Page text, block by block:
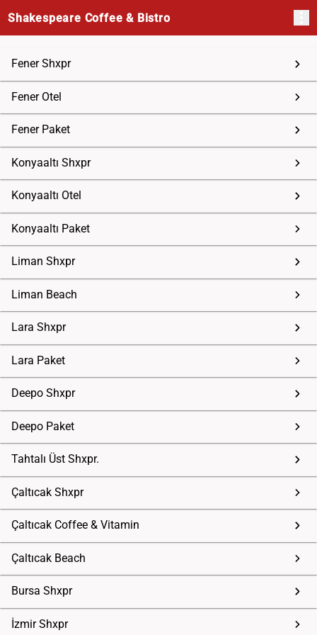
Shakespeare Coffee & Bistro
Fener Shxpr
Fener Otel
Fener Paket
Konyaaltı Shxpr
Konyaaltı Otel
Konyaaltı Paket
Liman Shxpr
Liman Beach
Lara Shxpr
Lara Paket
Deepo Shxpr
Deepo Paket
Tahtalı Üst Shxpr.
Çaltıcak Shxpr
Çaltıcak Coffee & Vitamin
Çaltıcak Beach
Bursa Shxpr
İzmir Shxpr